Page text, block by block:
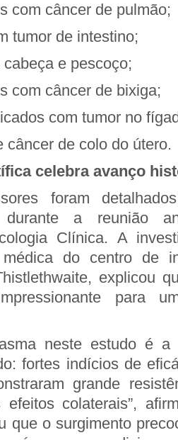
com câncer de pulmão;
tumor de intestino;
e pescoço;
com câncer de bixiga;
com tumor no
câncer de colo do útero.
celebra avanço
foram
durante a reunião
Clínica. A
do centro de
explicou
para
neste estudo é a
fortes indícios de
grande
colaterais”,
que o surgimento